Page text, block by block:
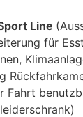
Line
für
Fahrt